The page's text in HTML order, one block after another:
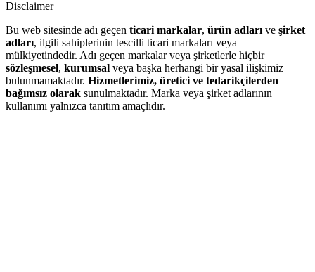
Disclaimer
Bu web sitesinde adı geçen ticari markalar, ürün adları ve şirket
adları, ilgili sahiplerinin tescilli ticari markaları veya
mülkiyetindedir. Adı geçen markalar veya şirketlerle hiçbir
sözleşmesel, kurumsal veya başka herhangi bir yasal ilişkimiz
bulunmamaktadır. Hizmetlerimiz, üretici ve tedarikçilerden
bağımsız olarak sunulmaktadır. Marka veya şirket adlarının
kullanımı yalnızca tanıtım amaçlıdır.